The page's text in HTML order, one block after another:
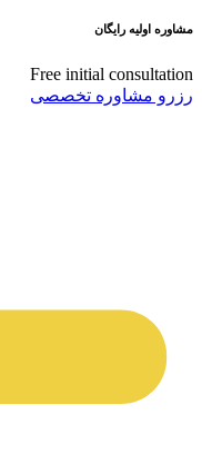
مشاوره اولیه رایگان
Free initial consultation
رزرو مشاوره تخصصی